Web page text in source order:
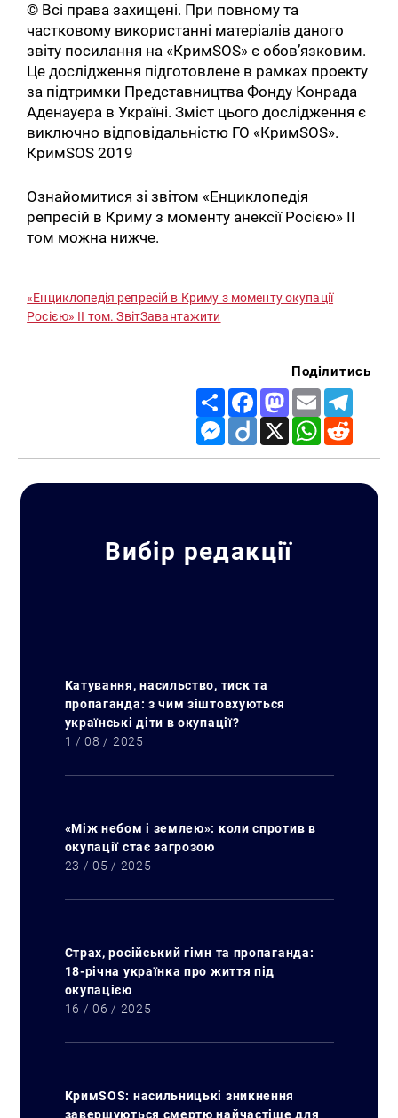
© Всі права захищені. При повному та
частковому використанні матеріалів даного
звіту посилання на «КримSOS» є обов’язковим.
Це дослідження підготовлене в рамках проекту
за підтримки Представництва Фонду Конрада
Аденауера в Україні. Зміст цього дослідження є
виключно відповідальністю ГО «КримSOS».
КримSOS 2019
Ознайомитися зі звітом «Енциклопедія
репресій в Криму з моменту анексії Росією» II
том можна нижче.
«Енциклопедія репресій в Криму з моменту окупації
Росією» II том. ЗвітЗавантажити
Поділитись
Share FacebookMastodon
Email
Messenger
Diigo X WhatsApp
Вибір редакції
Катування, насильство, тиск та
пропаганда: з чим зіштовхуються
українські діти в окупації?
1 / 08 / 2025
«Між небом і землею»: коли спротив в
окупації стає загрозою
23 / 05 / 2025
Страх, російський гімн та пропаганда:
18-річна українка про життя під
окупацією
16 / 06 / 2025
КримSOS: насильницькі зникнення
завершуються смертю найчастіше для